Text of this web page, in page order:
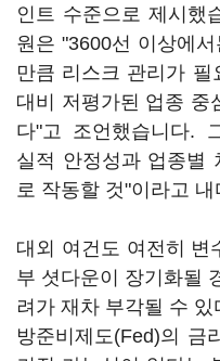
인트 수준으로 제시했
원은 "3600선 이상에
만큼 리스크 관리가 필
대비 저평가된 업종 중
다"고 조언했습니다.
실적 안정성과 업종별
로 작동할 것"이라고
대외 여건도 여전히 변
부 셧다운이 장기화될
려가 재차 부각될 수
방준비제도(Fed)의 금